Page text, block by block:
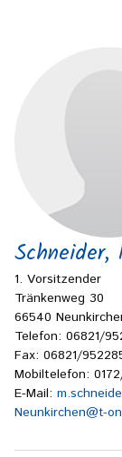
Schneider,
1. Vorsitzender
Tränkenweg 30
66540
Telefon: 06821/
Fax: 06821/
Mobiltelefon:
E-Mail:
Neunkirchen@t-